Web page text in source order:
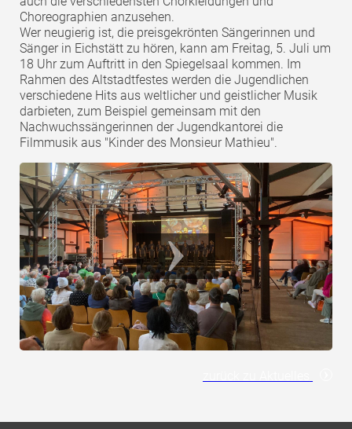
Choreographien anzusehen.
Wer neugierig ist, die preisgekrönten Sängerinnen und
Sänger in Eichstätt zu hören, kann am Freitag, 5. Juli um
18 Uhr zum Auftritt in den Spiegelsaal kommen. Im
Rahmen des Altstadtfestes werden die Jugendlichen
verschiedene Hits aus weltlicher und geistlicher Musik
darbieten, zum Beispiel gemeinsam mit den
Nachwuchssängerinnen der Jugendkantorei die
Filmmusik aus "Kinder des Monsieur Mathieu".